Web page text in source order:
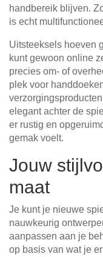
handbereik blijven.
is echt
Uitsteeksels hoeven
kunt gewoon online
precies om- of
plek voor
elegant achter de
er rustig en
gemak voelt.
Jouw
maat
Je kunt je nieuwe
nauwkeurig
aanpassen aan je
op basis van wat je